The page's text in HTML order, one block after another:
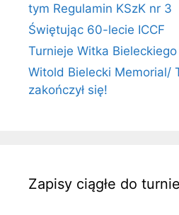
tym Regulamin KSzK nr 3
Świętując 60-lecie ICCF
Turnieje Witka Bieleckiego
Witold Bielecki Memorial/
zakończył się!
Zapisy ciągłe do